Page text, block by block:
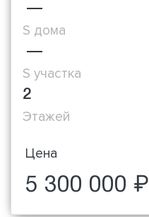
—
S дома
—
S участка
2
Этажей
Цена
5 300 000 ₽